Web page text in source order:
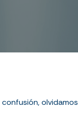
olvidamos